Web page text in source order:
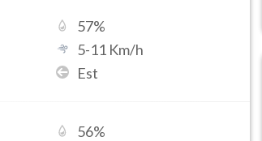
57%
5-11 Km/h
Est
56%